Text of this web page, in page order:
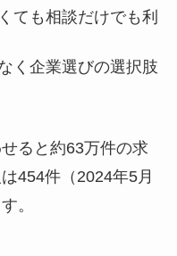
ても相談だけでも利
く企業選びの選択肢
ると約63万件の求
454件（2024年5月
。